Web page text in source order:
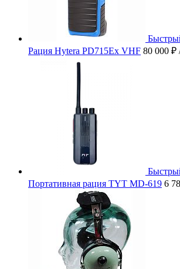
Рация Hytera PD715Ex VHF 80 000 ₽
Портативная рация TYT MD-619 6